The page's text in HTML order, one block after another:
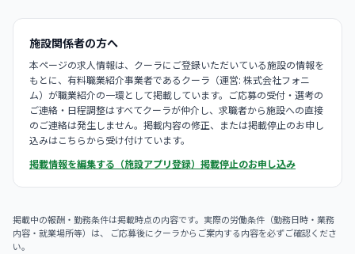
施設関係者の方へ
本ページの求人情報は、クーラにご登録いただいている施設の情報を
もとに、有料職業紹介事業者であるクーラ（運営: 株式会社フォニ
ム）が職業紹介の一環として掲載しています。ご応募の受付・選考の
ご連絡・日程調整はすべてクーラが仲介し、求職者から施設への直接
のご連絡は発生しません。掲載内容の修正、または掲載停止のお申し
込みはこちらから受け付けています。
掲載情報を編集する（施設アプリ登録） 掲載停止のお申し込み
掲載中の報酬・勤務条件は掲載時点の内容です。実際の労働条件（勤務日時・業務
内容・就業場所等）は、 ご応募後にクーラからご案内する内容を必ずご確認くださ
い。